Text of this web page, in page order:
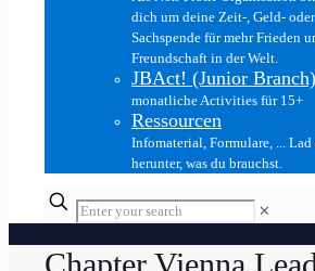
dich um deine Zeit-, Geld- oder
Sachspende für mehr Frieden
Freundschaft in der Welt.
JBAct! (Junior Branch)
monatliche Activities für 15+
Ressourcen
Infomaterial, Formulare, ...
herunter, was du brauchst.
✕